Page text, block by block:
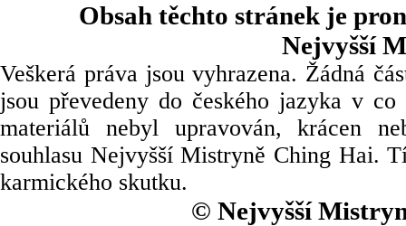
Obsah těchto stránek je
Nejvyšší
Veškerá práva jsou vyhrazena. Žádná
jsou převedeny do českého jazyka v
materiálů nebyl upravován, krácen
souhlasu Nejvyšší Mistryně Ching Hai.
karmického skutku.
© Nejvyšší